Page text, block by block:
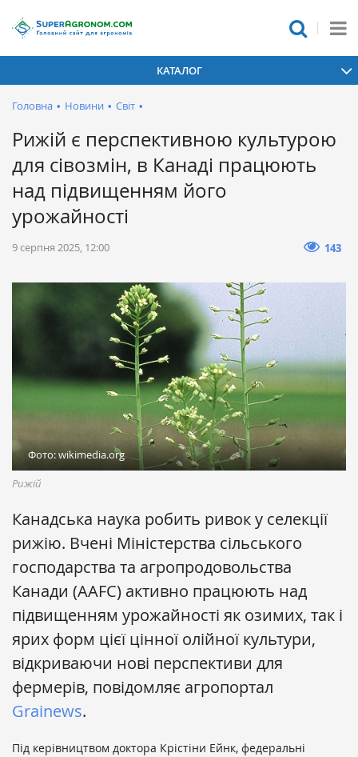
КАТАЛОГ
Головна • Новини • Світ •
Рижій є перспективною культурою
для сівозмін, в Канаді працюють
над підвищенням його
урожайності
9 серпня 2025, 12:00 143
Фото: wikimedia.org
Рижій
Канадська наука робить ривок у селекції
рижію. Вчені Міністерства сільського
господарства та агропродовольства
Канади (AAFC) активно працюють над
підвищенням урожайності як озимих, так і
ярих форм цієї цінної олійної культури,
відкриваючи нові перспективи для
фермерів, повідомляє агропортал
Grainews.
Під керівництвом доктора Крістіни Ейнк, федеральні